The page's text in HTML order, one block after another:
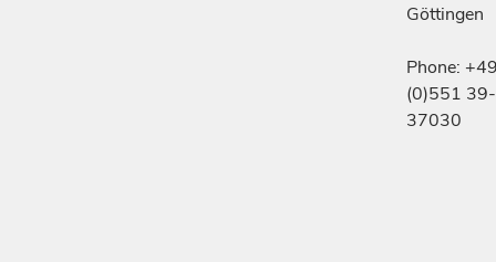
Göttingen
Phone:
(0)551 39-
37030